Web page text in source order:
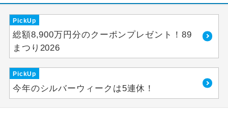
PickUp
総額8,900万円分のクーポンプレゼント！89
まつり2026
PickUp
今年のシルバーウィークは5連休！